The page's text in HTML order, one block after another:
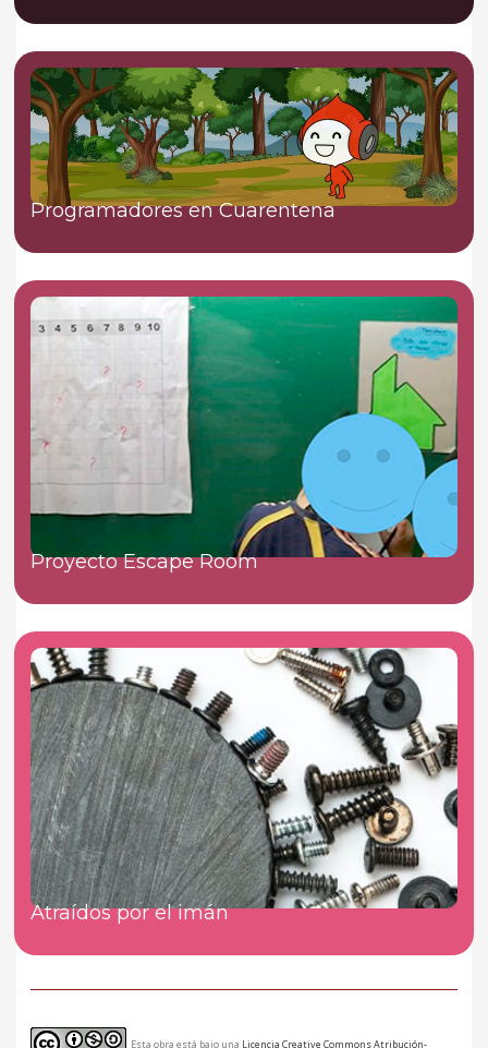
Programadores en Cuarentena
Proyecto Escape Room
Atraídos por el imán
Esta obra está bajo una Licencia Creative Commons Atribución-